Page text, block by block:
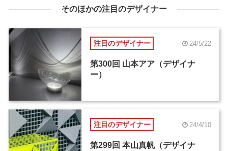
そのほかの注目のデザイナー
注目のデザイナー 24/5/22
第300回 山本アア（デザイナ
ー）
注目のデザイナー 24/4/10
第299回 本山真帆（デザイナ